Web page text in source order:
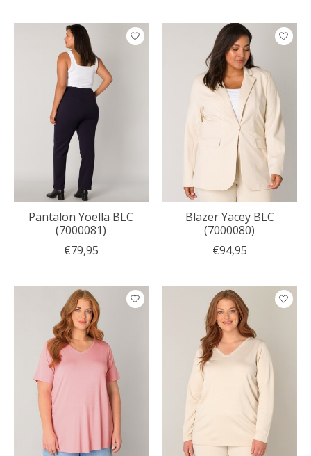
Pantalon Yoella BLC
(7000081)
€79,95
Blazer Yacey BLC
(7000080)
€94,95